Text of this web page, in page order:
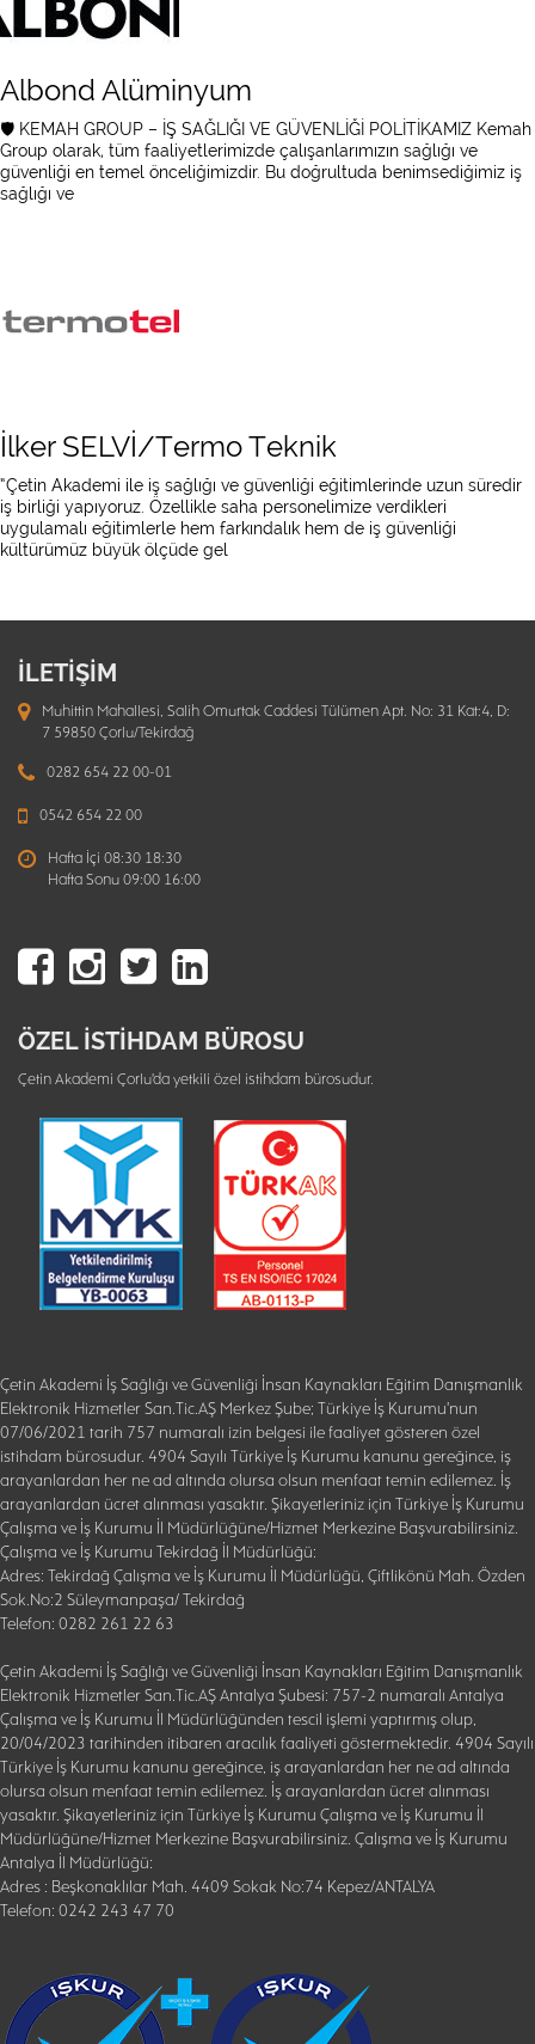
Albond Alüminyum
🛡️ KEMAH GROUP – İŞ SAĞLIĞI VE GÜVENLİĞİ POLİTİKAMIZ Kemah
Group olarak, tüm faaliyetlerimizde çalışanlarımızın sağlığı ve
güvenliği en temel önceliğimizdir. Bu doğrultuda benimsediğimiz iş
sağlığı ve
İlker SELVİ/Termo Teknik
“Çetin Akademi ile iş sağlığı ve güvenliği eğitimlerinde uzun süredir
iş birliği yapıyoruz. Özellikle saha personelimize verdikleri
uygulamalı eğitimlerle hem farkındalık hem de iş güvenliği
kültürümüz büyük ölçüde gel
İLETİŞİM
Muhittin Mahallesi, Salih Omurtak Caddesi Tülümen Apt. No: 31 Kat:4, D:
7 59850 Çorlu/Tekirdağ
0282 654 22 00-01
0542 654 22 00
Hafta İçi 08:30 18:30
Hafta Sonu 09:00 16:00
ÖZEL İSTİHDAM BÜROSU
Çetin Akademi Çorlu'da yetkili özel istihdam bürosudur.
Çetin Akademi İş Sağlığı ve Güvenliği İnsan Kaynakları Eğitim Danışmanlık
Elektronik Hizmetler San.Tic.AŞ Merkez Şube; Türkiye İş Kurumu'nun
07/06/2021 tarih 757 numaralı izin belgesi ile faaliyet gösteren özel
istihdam bürosudur. 4904 Sayılı Türkiye İş Kurumu kanunu gereğince, iş
arayanlardan her ne ad altında olursa olsun menfaat temin edilemez. İş
arayanlardan ücret alınması yasaktır. Şikayetleriniz için Türkiye İş Kurumu
Çalışma ve İş Kurumu İl Müdürlüğüne/Hizmet Merkezine Başvurabilirsiniz.
Çalışma ve İş Kurumu Tekirdağ İl Müdürlüğü:
Adres: Tekirdağ Çalışma ve İş Kurumu İl Müdürlüğü, Çiftlikönü Mah. Özden
Sok.No:2 Süleymanpaşa/ Tekirdağ
Telefon: 0282 261 22 63
Çetin Akademi İş Sağlığı ve Güvenliği İnsan Kaynakları Eğitim Danışmanlık
Elektronik Hizmetler San.Tic.AŞ Antalya Şubesi: 757-2 numaralı Antalya
Çalışma ve İş Kurumu İl Müdürlüğünden tescil işlemi yaptırmış olup,
20/04/2023 tarihinden itibaren aracılık faaliyeti göstermektedir. 4904 Sayılı
Türkiye İş Kurumu kanunu gereğince, iş arayanlardan her ne ad altında
olursa olsun menfaat temin edilemez. İş arayanlardan ücret alınması
yasaktır. Şikayetleriniz için Türkiye İş Kurumu Çalışma ve İş Kurumu İl
Müdürlüğüne/Hizmet Merkezine Başvurabilirsiniz. Çalışma ve İş Kurumu
Antalya İl Müdürlüğü:
Adres : Beşkonaklılar Mah. 4409 Sokak No:74 Kepez/ANTALYA
Telefon: 0242 243 47 70